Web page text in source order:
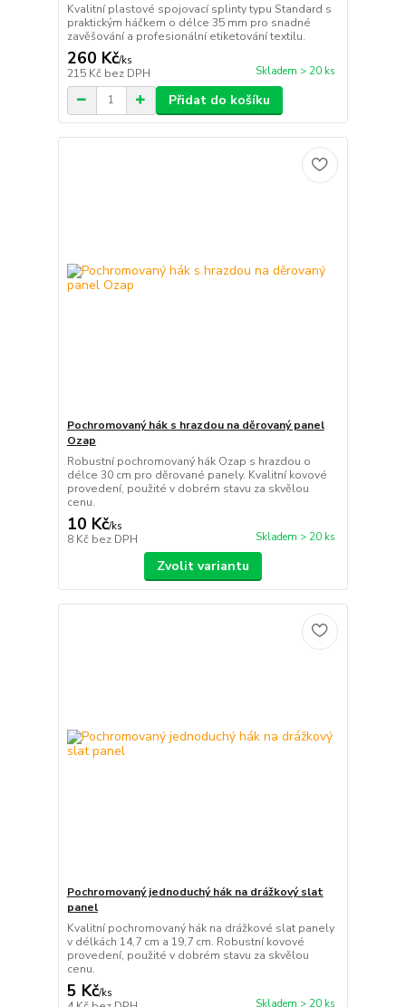
Kvalitní plastové spojovací splinty typu Standard s
praktickým háčkem o délce 35 mm pro snadné
zavěšování a profesionální etiketování textilu.
260 Kč/ks
215 Kč bez DPH Skladem > 20 ks
Přidat do košíku
Pochromovaný hák s hrazdou na děrovaný panel
Ozap
Robustní pochromovaný hák Ozap s hrazdou o
délce 30 cm pro děrované panely. Kvalitní kovové
provedení, použité v dobrém stavu za skvělou
cenu.
10 Kč/ks
8 Kč bez DPH Skladem > 20 ks
Zvolit variantu
Pochromovaný jednoduchý hák na drážkový slat
panel
Kvalitní pochromovaný hák na drážkové slat panely
v délkách 14,7 cm a 19,7 cm. Robustní kovové
provedení, použité v dobrém stavu za skvělou
cenu.
5 Kč/ks
Skladem > 20 ks